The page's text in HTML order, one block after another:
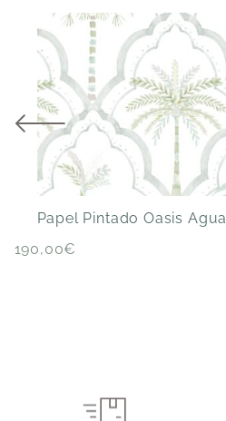
Papel Pintado Oasis Agua
190,00€